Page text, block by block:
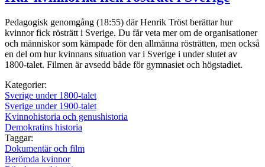
Pedagogisk genomgång (18:55) där Henrik Tröst berättar hur
kvinnor fick rösträtt i Sverige. Du får veta mer om de organisationer
och människor som kämpade för den allmänna rösträtten, men också
en del om hur kvinnans situation var i Sverige i under slutet av
1800-talet. Filmen är avsedd både för gymnasiet och högstadiet.
Kategorier:
Sverige under 1800-talet
Sverige under 1900-talet
Kvinnohistoria och genushistoria
Demokratins historia
Taggar:
Dokumentär och film
Berömda kvinnor